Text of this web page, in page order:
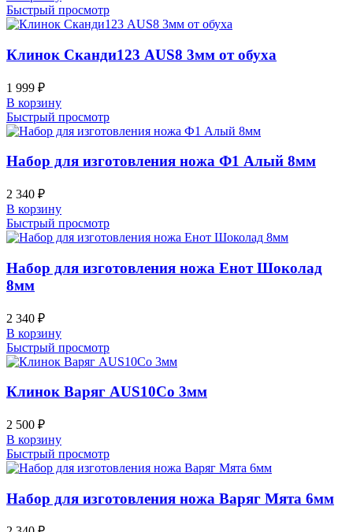
Быстрый просмотр
Клинок Сканди123 AUS8 3мм от обуха
1 999 ₽
В корзину
Быстрый просмотр
Набор для изготовления ножа Ф1 Алый 8мм
2 340 ₽
В корзину
Быстрый просмотр
Набор для изготовления ножа Енот Шоколад
8мм
2 340 ₽
В корзину
Быстрый просмотр
Клинок Варяг AUS10Co 3мм
2 500 ₽
В корзину
Быстрый просмотр
Набор для изготовления ножа Варяг Мята 6мм